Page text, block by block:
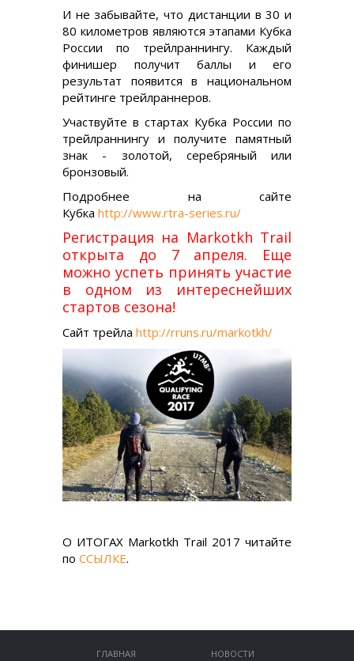
И не забывайте, что дистанции в 30 и
80 километров являются этапами Кубка
России по трейлраннингу. Каждый
финишер получит баллы и его
результат появится в национальном
рейтинге трейлраннеров.
Участвуйте в стартах Кубка России по
трейлраннингу и получите памятный
знак - золотой, серебряный или
бронзовый.
Подробнее на сайте
Кубка http://www.rtra-series.ru/
Регистрация на Markotkh Trail
открыта до 7 апреля. Еще
можно успеть принять участие
в одном из интереснейших
стартов сезона!
Сайт трейла http://rruns.ru/markotkh/
О ИТОГАХ Markotkh Trail 2017 читайте
по ССЫЛКЕ.
ГЛАВНАЯ НОВОСТИ